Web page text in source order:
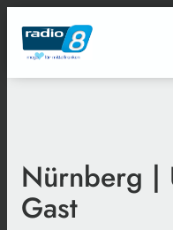
Nürnberg |
Gast